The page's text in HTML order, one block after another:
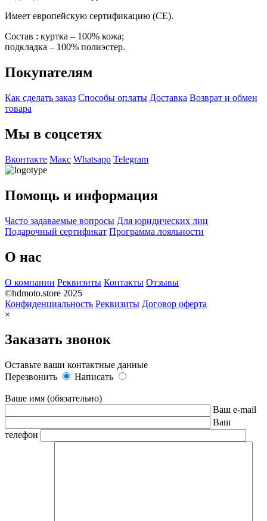
Имеет европейскую сертификацию (CE).
Состав : куртка – 100% кожа;
подкладка – 100% полиэстер.
Покупателям
Как сделать заказ Способы оплаты Доставка Возврат и обмен
товара
Мы в соцсетях
Вконтакте Макс Whatsapp Telegram
Помощь и информация
Часто задаваемые вопросы Для юридических лиц
Подарочный сертификат Программа лояльности
О нас
О компании Реквизиты Контакты Отзывы
©hdmoto.store 2025
Конфиденциальность Реквизиты Договор оферта
×
Заказать звонок
Оставьте ваши контактные данные
Перезвонить
Написать
Ваше имя (обязательно)
Ваш e-mail
Ваш
телефон